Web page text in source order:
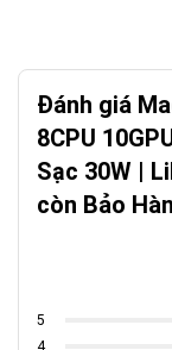
Đánh giá
8CPU
Sạc 30W |
còn Bảo
5
4